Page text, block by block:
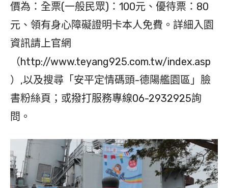
價為：全票(一般民眾)：100元、優待票：80
元、領有身心障礙證明卡本人免費。詳細入園
資訊請上官網
（http://www.teyang925.com.tw/index.asp
）,以及搜尋「安平定情碼頭-德陽艦園區」臉
書粉絲頁；或撥打服務專線06-2932925詢
問。